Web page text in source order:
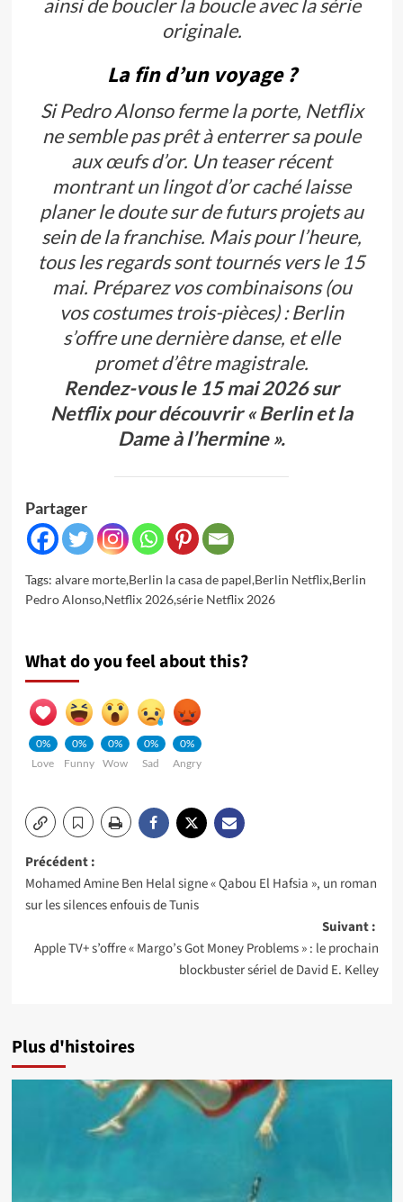
ainsi de boucler la boucle avec la série
originale.
La fin d’un voyage ?
Si Pedro Alonso ferme la porte, Netflix
ne semble pas prêt à enterrer sa poule
aux œufs d’or. Un teaser récent
montrant un lingot d’or caché laisse
planer le doute sur de futurs projets au
sein de la franchise. Mais pour l’heure,
tous les regards sont tournés vers le 15
mai. Préparez vos combinaisons (ou
vos costumes trois-pièces) : Berlin
s’offre une dernière danse, et elle
promet d’être magistrale.
Rendez-vous le 15 mai 2026 sur
Netflix pour découvrir « Berlin et la
Dame à l’hermine ».
Partager
Tags: alvare morte,Berlin la casa de papel,Berlin Netflix,Berlin
Pedro Alonso,Netflix 2026,série Netflix 2026
What do you feel about this?
0%
Love
0%
Funny
0%
Wow
0%
Sad
0%
Angry
Navigation
d’article
Précédent :
Mohamed Amine Ben Helal signe « Qabou El Hafsia », un roman
sur les silences enfouis de Tunis
Suivant :
Apple TV+ s’offre « Margo’s Got Money Problems » : le prochain
blockbuster sériel de David E. Kelley
Plus d'histoires